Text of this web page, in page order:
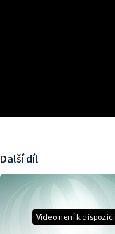
Video není k dispozici
Další díl